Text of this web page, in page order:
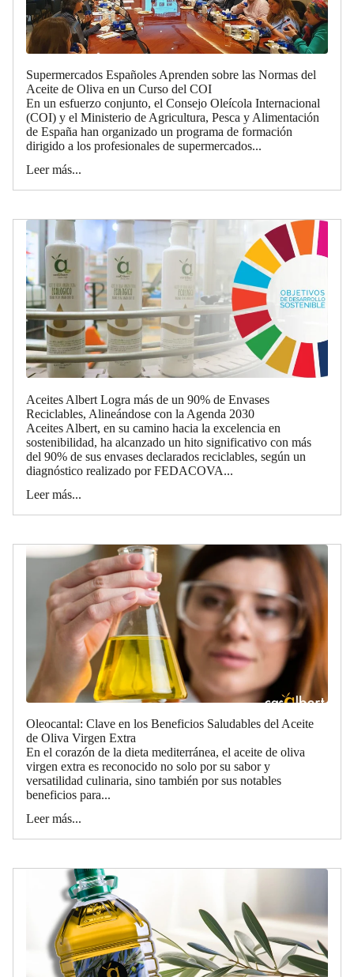
Supermercados Españoles Aprenden sobre las Normas del
Aceite de Oliva en un Curso del COI
En un esfuerzo conjunto, el Consejo Oleícola Internacional
(COI) y el Ministerio de Agricultura, Pesca y Alimentación
de España han organizado un programa de formación
dirigido a los profesionales de supermercados...
Leer más...
Aceites Albert Logra más de un 90% de Envases
Reciclables, Alineándose con la Agenda 2030
Aceites Albert, en su camino hacia la excelencia en
sostenibilidad, ha alcanzado un hito significativo con más
del 90% de sus envases declarados reciclables, según un
diagnóstico realizado por FEDACOVA...
Leer más...
Oleocantal: Clave en los Beneficios Saludables del Aceite
de Oliva Virgen Extra
En el corazón de la dieta mediterránea, el aceite de oliva
virgen extra es reconocido no solo por su sabor y
versatilidad culinaria, sino también por sus notables
beneficios para...
Leer más...